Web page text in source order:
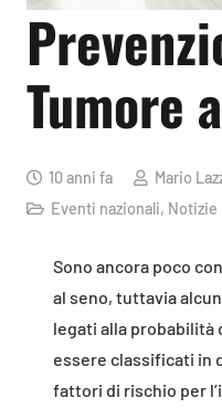
Tumore
10 anni fa
Mario
Eventi nazionali, Notizie
Sono ancora poco
al seno, tuttavia
legati alla probabilità
essere classificati in
fattori di rischio per